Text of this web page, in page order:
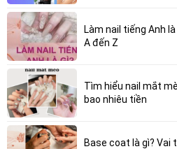
Làm nail tiếng Anh
A đến Z
Tìm hiểu nail mắt
bao nhiêu tiền
Base coat là gì?